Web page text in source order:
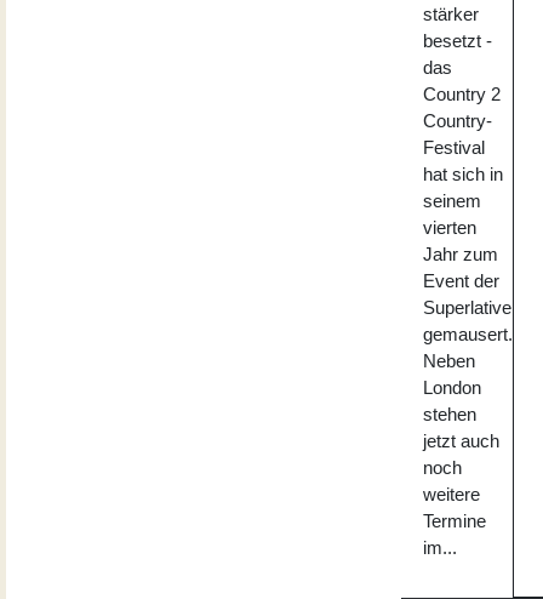
stärker
besetzt -
das
Country 2
Country-
Festival
hat sich in
seinem
vierten
Jahr zum
Event der
Superlative
gemausert.
Neben
London
stehen
jetzt auch
noch
weitere
Termine
im...